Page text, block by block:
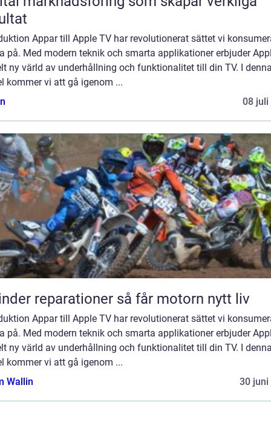
Appar till Apple TV har revolutionerat sättet vi
på. Med modern teknik och smarta applikationer erbjuder
ny värld av underhållning och funktionalitet till din TV. I
kommer vi att gå igenom ...
08 juli
Cylinder reparationer så får motorn nytt liv
Appar till Apple TV har revolutionerat sättet vi
på. Med modern teknik och smarta applikationer erbjuder
ny värld av underhållning och funktionalitet till din TV. I
kommer vi att gå igenom ...
Wallin
30 juni